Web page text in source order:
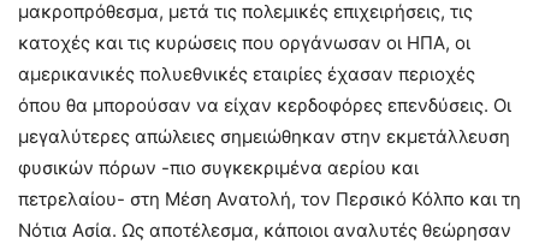
μακροπρόθεσμα, μετά τις πολεμικές επιχειρήσεις, τις
κατοχές και τις κυρώσεις που οργάνωσαν οι ΗΠΑ, οι
αμερικανικές πολυεθνικές εταιρίες έχασαν περιοχές
όπου θα μπορούσαν να είχαν κερδοφόρες επενδύσεις. Οι
μεγαλύτερες απώλειες σημειώθηκαν στην εκμετάλλευση
φυσικών πόρων -πιο συγκεκριμένα αερίου και
πετρελαίου- στη Μέση Ανατολή, τον Περσικό Κόλπο και τη
Νότια Ασία. Ως αποτέλεσμα, κάποιοι αναλυτές θεώρησαν